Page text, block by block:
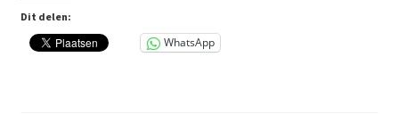
korte
steel
aantal
Dit delen:
WhatsApp